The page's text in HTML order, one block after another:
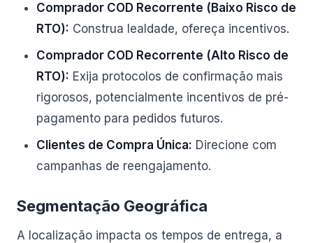
Comprador COD Recorrente (Baixo Risco de
RTO): Construa lealdade, ofereça incentivos.
Comprador COD Recorrente (Alto Risco de
RTO): Exija protocolos de confirmação mais
rigorosos, potencialmente incentivos de pré-
pagamento para pedidos futuros.
Clientes de Compra Única: Direcione com
campanhas de reengajamento.
Segmentação Geográfica
A localização impacta os tempos de entrega, a